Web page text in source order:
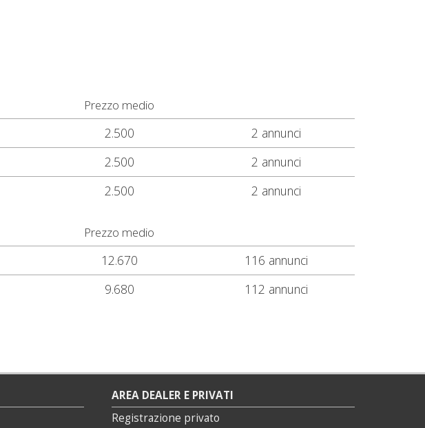
Prezzo medio
2.500
2 annunci
2.500
2 annunci
2.500 2 annunci
Prezzo medio
12.670
116 annunci
9.680 112 annunci
AREA DEALER E PRIVATI
Registrazione privato